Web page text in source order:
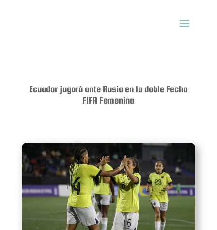
Ecuador jugará ante Rusia en la doble Fecha
FIFA Femenina